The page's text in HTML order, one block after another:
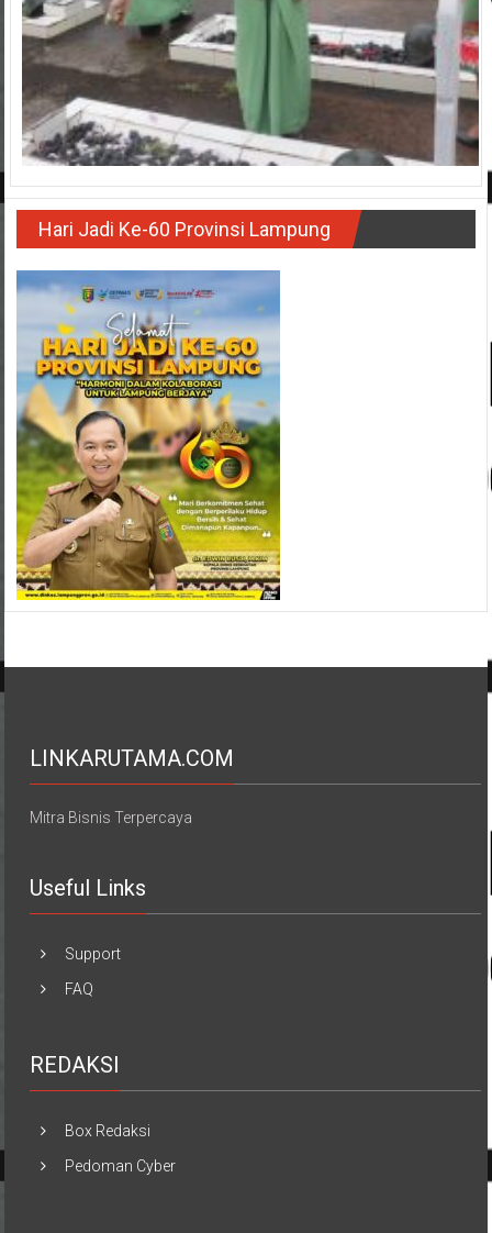
Hari Jadi Ke-60 Provinsi Lampung
LINKARUTAMA.COM
Mitra Bisnis Terpercaya
Useful Links
Support
FAQ
REDAKSI
Box Redaksi
Pedoman Cyber